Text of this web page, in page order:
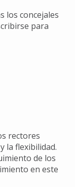
los concejales
para
rectores
la flexibilidad.
de los
en este